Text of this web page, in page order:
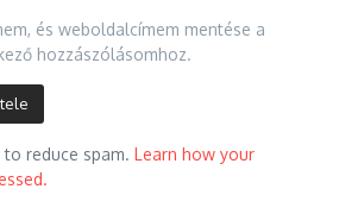
és weboldalcímem mentése a
hozzászólásomhoz.
reduce spam. Learn how your